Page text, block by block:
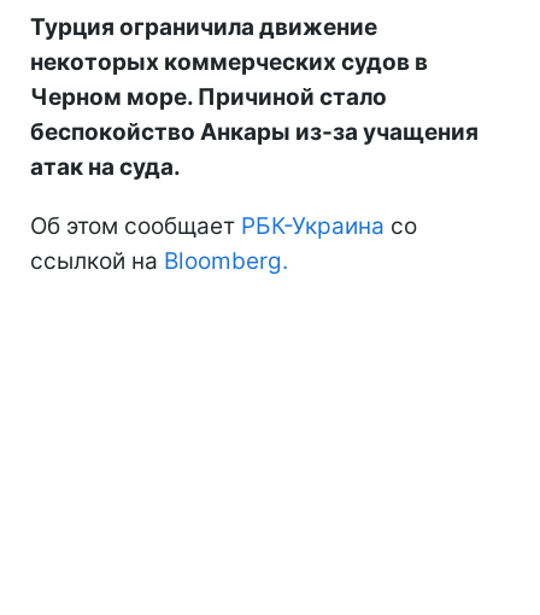
Турция ограничила движение
некоторых коммерческих судов в
Черном море. Причиной стало
беспокойство Анкары из-за учащения
атак на суда.
Об этом сообщает РБК-Украина со
ссылкой на Bloomberg.